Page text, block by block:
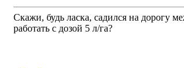
Скажи, будь ласка, садился на дорогу
работать с дозой 5 л/га?